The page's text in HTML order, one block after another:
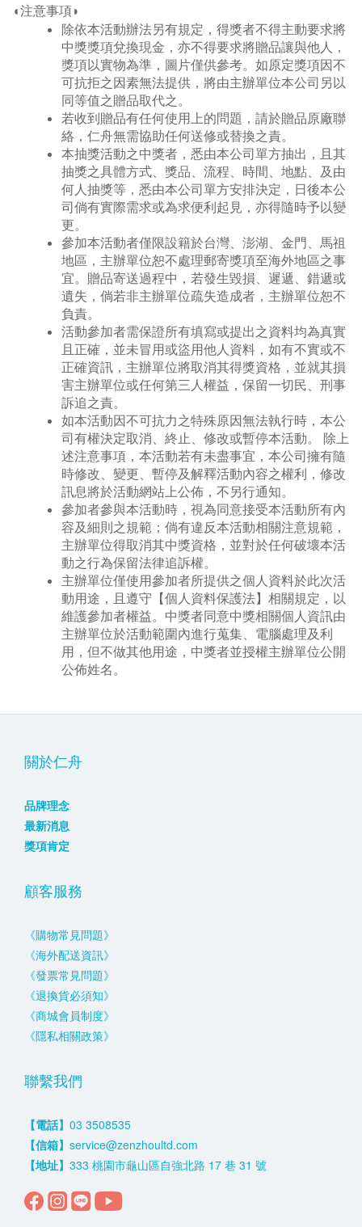
◖注意事項◗
除依本活動辦法另有規定，得獎者不得主動要求將
中獎獎項兌換現金，亦不得要求將贈品讓與他人，
獎項以實物為準，圖片僅供參考。如原定獎項因不
可抗拒之因素無法提供，將由主辦單位本公司另以
同等值之贈品取代之。
若收到贈品有任何使用上的問題，請於贈品原廠聯
絡，仁舟無需協助任何送修或替換之責。
本抽獎活動之中獎者，悉由本公司單方抽出，且其
抽獎之具體方式、獎品、流程、時間、地點、及由
何人抽獎等，悉由本公司單方安排決定，日後本公
司倘有實際需求或為求便利起見，亦得隨時予以變
更。
參加本活動者僅限設籍於台灣、澎湖、金門、馬祖
地區，主辦單位恕不處理郵寄獎項至海外地區之事
宜。贈品寄送過程中，若發生毀損、遲遞、錯遞或
遺失，倘若非主辦單位疏失造成者，主辦單位恕不
負責。
活動參加者需保證所有填寫或提出之資料均為真實
且正確，並未冒用或盜用他人資料，如有不實或不
正確資訊，主辦單位將取消其得獎資格，並就其損
害主辦單位或任何第三人權益，保留一切民、刑事
訴追之責。
如本活動因不可抗力之特殊原因無法執行時，本公
司有權決定取消、終止、修改或暫停本活動。 除上
述注意事項，本活動若有未盡事宜，本公司擁有隨
時修改、變更、暫停及解釋活動內容之權利，修改
訊息將於活動網站上公佈，不另行通知。
參加者參與本活動時，視為同意接受本活動所有內
容及細則之規範；倘有違反本活動相關注意規範，
主辦單位得取消其中獎資格，並對於任何破壞本活
動之行為保留法律追訴權。
主辦單位僅使用參加者所提供之個人資料於此次活
動用途，且遵守【個人資料保護法】相關規定，以
維護參加者權益。中獎者同意中獎相關個人資訊由
主辦單位於活動範圍內進行蒐集、電腦處理及利
用，但不做其他用途，中獎者並授權主辦單位公開
公佈姓名。
關於仁舟
品牌理念
最新消息
獎項肯定
顧客服務
《購物常見問題》
《海外配送資訊》
《發票常見問題》
《退換貨必須知》
《商城會員制度》
《隱私相關政策》
聯繫我們
【電話】 03 3508535
【信箱】 service@zenzhoultd.com
【地址】 333 桃園市龜山區自強北路 17 巷 31 號